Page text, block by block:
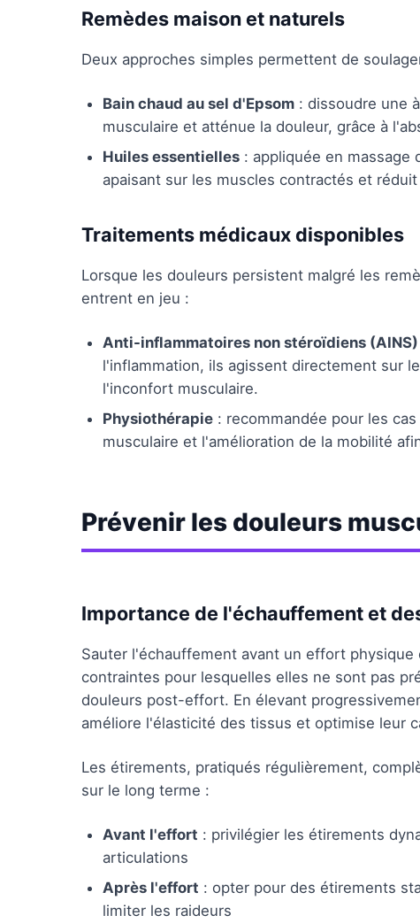
Remèdes maison et naturels
Deux approches simples permettent de
Bain chaud au sel d'Epsom : dissoudre une
musculaire et atténue la douleur, grâce à
Huiles essentielles : appliquée en massage
apaisant sur les muscles contractés et
Traitements médicaux disponibles
Lorsque les douleurs persistent malgré les
entrent en jeu :
Anti-inflammatoires non stéroïdiens (AINS)
l'inflammation, ils agissent directement sur
l'inconfort musculaire.
Physiothérapie : recommandée pour les
musculaire et l'amélioration de la mobilité
Prévenir les douleurs
Importance de l'échauffement et
Sauter l'échauffement avant un effort
contraintes pour lesquelles elles ne sont pas
douleurs post-effort. En élevant
améliore l'élasticité des tissus et optimise leur
Les étirements, pratiqués régulièrement,
sur le long terme :
Avant l'effort : privilégier les étirements
articulations
Après l'effort : opter pour des étirements
limiter les raideurs